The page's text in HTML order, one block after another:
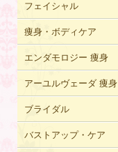
フェイシャル
痩身・ボディケア
エンダモロジー 痩身
アーユルヴェーダ 痩身
ブライダル
バストアップ・ケア